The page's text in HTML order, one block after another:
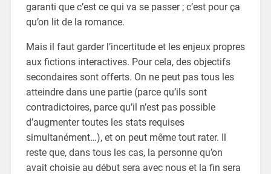
garanti que c’est ce qui va se passer ; c’est pour ça
qu’on lit de la romance.
Mais il faut garder l’incertitude et les enjeux propres
aux fictions interactives. Pour cela, des objectifs
secondaires sont offerts. On ne peut pas tous les
atteindre dans une partie (parce qu’ils sont
contradictoires, parce qu’il n’est pas possible
d’augmenter toutes les stats requises
simultanément…), et on peut même tout rater. Il
reste que, dans tous les cas, la personne qu’on
avait choisie au début sera avec nous et la fin sera